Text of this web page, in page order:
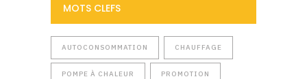
MOTS CLEFS
AUTOCONSOMMATION CHAUFFAGE
POMPE À CHALEUR PROMOTION